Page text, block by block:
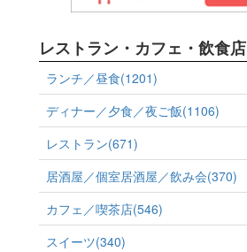
レストラン・カフェ・飲食店
ランチ／昼食(1201)
ディナー／夕食／夜ご飯(1106)
レストラン(671)
居酒屋／個室居酒屋／飲み会(370)
カフェ／喫茶店(546)
スイーツ(340)